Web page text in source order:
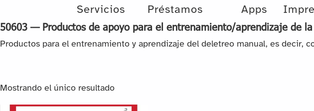
Servicios Préstamos Apps
50603 — Productos de apoyo para el entrenamiento/aprendizaje de
Productos para el entrenamiento y aprendizaje del deletreo manual, es decir,
Mostrando el único resultado